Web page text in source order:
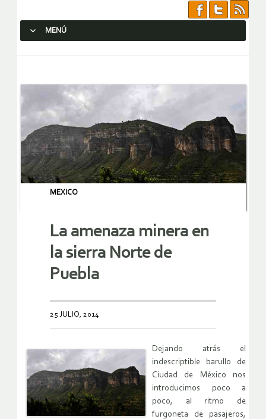
MENÚ
MEXICO
La amenaza minera en
la sierra Norte de
Puebla
25 JULIO, 2014
Dejando atrás el
indescriptible barullo de
Ciudad de México nos
introducimos poco a
poco, al ritmo de
furgoneta de pasajeros,